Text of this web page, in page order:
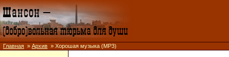
Главная » Архив » Хорошая музыка (MP3)